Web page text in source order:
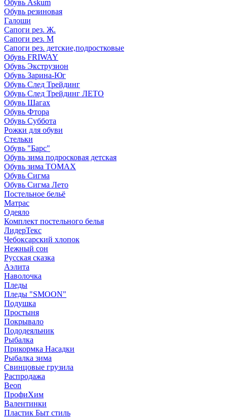
Обувь Askum
Обувь резиновая
Галоши
Сапоги рез. Ж.
Сапоги рез. М
Сапоги рез. детские,подростковые
Обувь FRIWAY
Обувь Экструзион
Обувь Зарина-Юг
Обувь След Трейдинг
Обувь След Трейдинг ЛЕТО
Обувь Шагах
Обувь Фтора
Обувь Суббота
Рожки для обуви
Стельки
Обувь "Барс"
Обувь зима подросковая детская
Обувь зима ТОМАХ
Обувь Сигма
Обувь Сигма Лето
Постельное бельё
Матрас
Одеяло
Комплект постельного белья
ЛидерТекс
Чебоксарский хлопок
Нежный сон
Русская сказка
Аэлита
Наволочка
Пледы
Пледы "SMOON"
Подушка
Простыня
Покрывало
Пододеяльник
Рыбалка
Прикормка Насадки
Рыбалка зима
Свинцовые грузила
Распродажа
Beon
ПрофиХим
Валентинки
Пластик Быт стиль